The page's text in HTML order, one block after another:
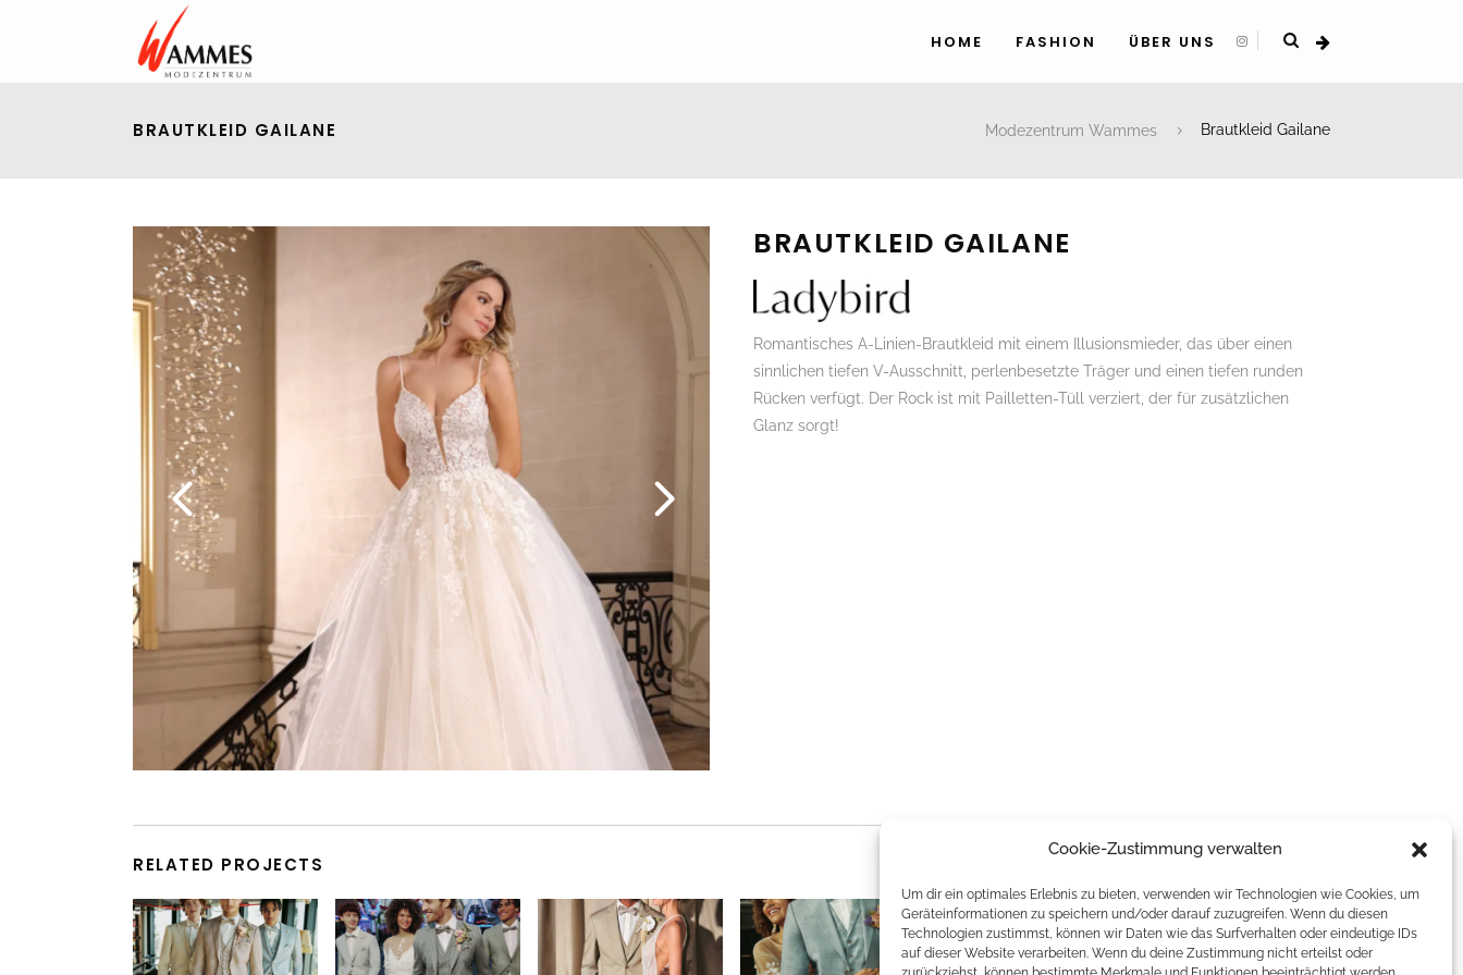
Cookie-Zustimmung verwalten
Um dir ein optimales Erlebnis zu bieten, verwenden wir Technologien wie Cookies, um
Geräteinformationen zu speichern und/oder darauf zuzugreifen. Wenn du diesen
Technologien zustimmst, können wir Daten wie das Surfverhalten oder eindeutige IDs
auf dieser Website verarbeiten. Wenn du deine Zustimmung nicht erteilst oder
HOME FASHION ÜBER UNS
BRAUTKLEID GAILANE Modezentrum Wammes Brautkleid Gailane
BRAUTKLEID GAILANE
Romantisches A-Linien-Brautkleid mit einem Illusionsmieder, das über einen
sinnlichen tiefen V-Ausschnitt, perlenbesetzte Träger und einen tiefen runden
Rücken verfügt. Der Rock ist mit Pailletten-Tüll verziert, der für zusätzlichen
Glanz sorgt!
RELATED PROJECTS